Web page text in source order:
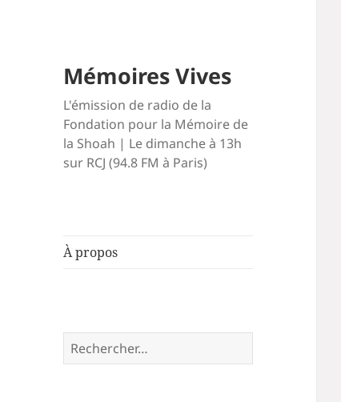
Mémoires Vives
L'émission de radio de la
Fondation pour la Mémoire de
la Shoah | Le dimanche à 13h
sur RCJ (94.8 FM à Paris)
À propos
Rechercher :